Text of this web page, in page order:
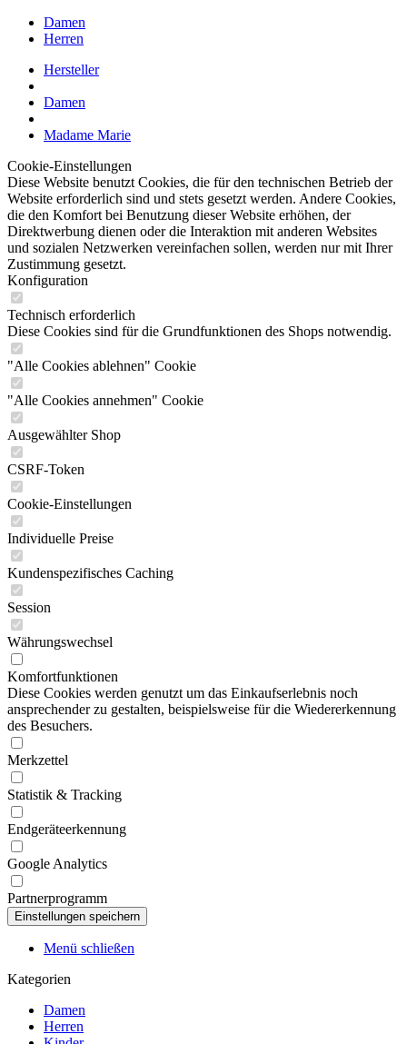
Damen
Herren
Hersteller
Damen
Madame Marie
Cookie-Einstellungen
Diese Website benutzt Cookies, die für den technischen Betrieb der
Website erforderlich sind und stets gesetzt werden. Andere Cookies,
die den Komfort bei Benutzung dieser Website erhöhen, der
Direktwerbung dienen oder die Interaktion mit anderen Websites
und sozialen Netzwerken vereinfachen sollen, werden nur mit Ihrer
Zustimmung gesetzt.
Konfiguration
Technisch erforderlich
Diese Cookies sind für die Grundfunktionen des Shops notwendig.
"Alle Cookies ablehnen" Cookie
"Alle Cookies annehmen" Cookie
Ausgewählter Shop
CSRF-Token
Cookie-Einstellungen
Individuelle Preise
Kundenspezifisches Caching
Session
Währungswechsel
Komfortfunktionen
Diese Cookies werden genutzt um das Einkaufserlebnis noch
ansprechender zu gestalten, beispielsweise für die Wiedererkennung
des Besuchers.
Merkzettel
Statistik & Tracking
Endgeräteerkennung
Google Analytics
Partnerprogramm
Menü schließen
Kategorien
Damen
Herren